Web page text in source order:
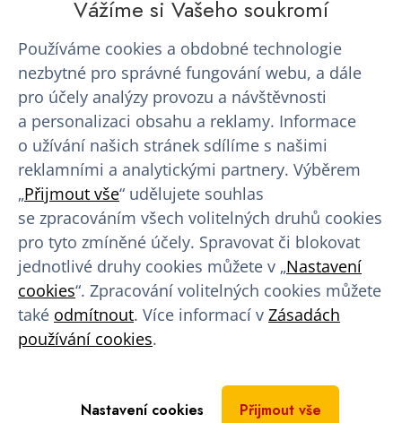
Kariéra
Výhody pro dárce
Finanční náhrada
Věrnostní program
Program slev a výhod
Benefity pro dárce
Doporučený jídelníček
Vážíme si Vašeho soukromí
Používáme cookies a obdobné technologie
nezbytné pro správné fungování webu, a dále
pro účely analýzy provozu a návštěvnosti
a personalizaci obsahu a reklamy. Informace
o užívání našich stránek sdílíme s našimi
reklamními a analytickými partnery. Výběrem
„Přijmout vše“ udělujete souhlas
se zpracováním všech volitelných druhů cookies
pro tyto zmíněné účely. Spravovat či blokovat
jednotlivé druhy cookies můžete v „Nastavení
cookies“. Zpracování volitelných cookies můžete
také odmítnout. Více informací v Zásadách
používání cookies.
Nastavení cookies Přijmout vše